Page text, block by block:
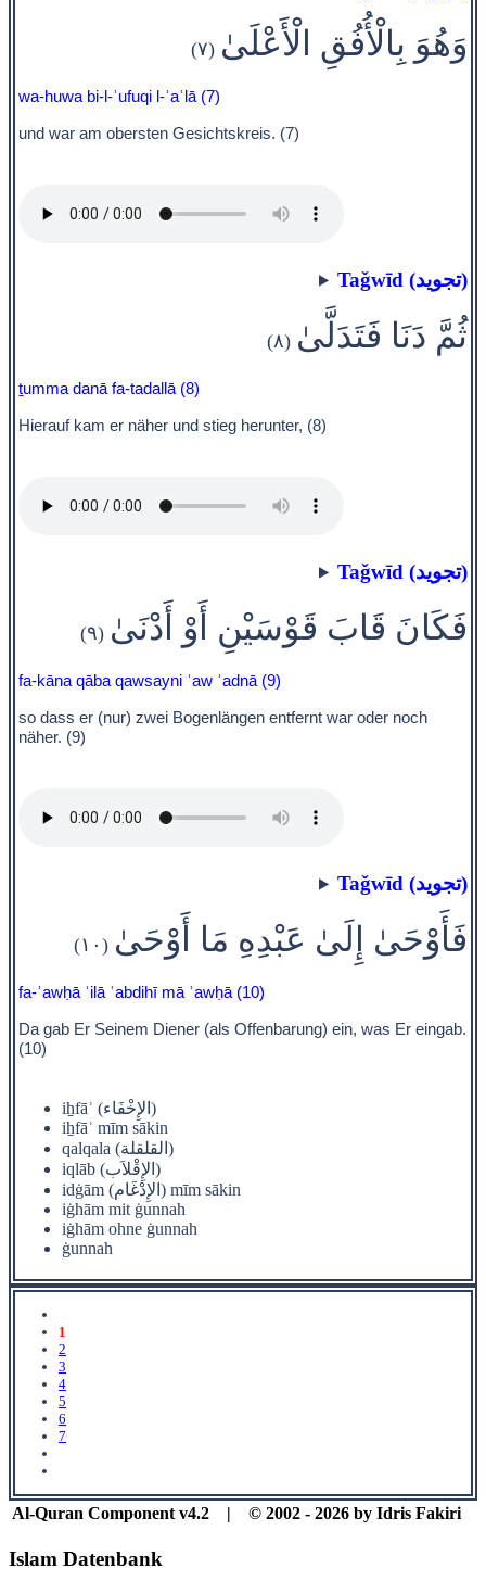
وَهُوَ بِالْأُفُقِ الْأَعْلَىٰ (٧)
wa-huwa bi-l-ʾufuqi l-ʾaʿlā (7)
und war am obersten Gesichtskreis. (7)
Taǧwīd (تجويد)
ثُمَّ دَنَا فَتَدَلَّىٰ (٨)
ṯumma danā fa-tadallā (8)
Hierauf kam er näher und stieg herunter, (8)
Taǧwīd (تجويد)
فَكَانَ قَابَ قَوْسَيْنِ أَوْ أَدْنَىٰ (٩)
fa-kāna qāba qawsayni ʾaw ʾadnā (9)
so dass er (nur) zwei Bogenlängen entfernt war oder noch
näher. (9)
Taǧwīd (تجويد)
فَأَوْحَىٰ إِلَىٰ عَبْدِهِ مَا أَوْحَىٰ (١٠)
fa-ʾawḥā ʾilā ʿabdihī mā ʾawḥā (10)
Da gab Er Seinem Diener (als Offenbarung) ein, was Er eingab.
(10)
iẖfāʾ (الإِخْفَاء)
iẖfāʾ mīm sākin
qalqala (القلقلة)
iqlāb (الإِقْلاَب)
idġām (الإِدْغَام) mīm sākin
iġhām mit ġunnah
iġhām ohne ġunnah
ġunnah
1
2
3
4
5
6
7
Al-Quran Component v4.2 | © 2002 - 2026 by Idris Fakiri
Islam Datenbank